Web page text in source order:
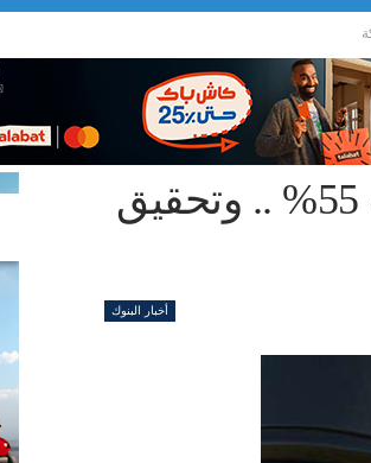
الأمين العام لـ”أوابك”: أسعار النفط قفزت 55% .. وتحقيق
أخبار البنوك